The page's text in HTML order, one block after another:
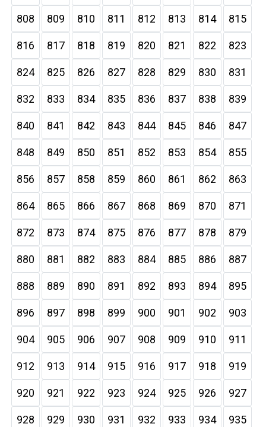
808 809 810 811 812 813 814 815
816 817 818 819 820 821 822 823
824 825 826 827 828 829 830 831
832 833 834 835 836 837 838 839
840 841 842 843 844 845 846 847
848 849 850 851 852 853 854 855
856 857 858 859 860 861 862 863
864 865 866 867 868 869 870 871
872 873 874 875 876 877 878 879
880 881 882 883 884 885 886 887
888 889 890 891 892 893 894 895
896 897 898 899 900 901 902 903
904 905 906 907 908 909 910 911
912 913 914 915 916 917 918 919
920 921 922 923 924 925 926 927
928 929 930 931 932 933 934 935